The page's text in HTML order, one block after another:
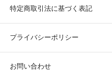
特定商取引法に基づく表記
プライバシーポリシー
お問い合わせ